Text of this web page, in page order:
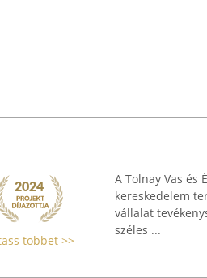
többet >>
A Tolnay Vas és
kereskedelem
vállalat
széles ...